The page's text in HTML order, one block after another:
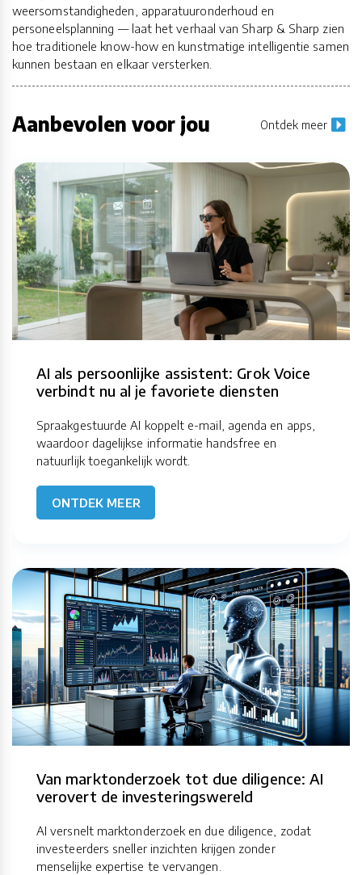
weersomstandigheden, apparatuuronderhoud en
personeelsplanning — laat het verhaal van Sharp & Sharp zien
hoe traditionele know-how en kunstmatige intelligentie samen
kunnen bestaan en elkaar versterken.
Aanbevolen voor jou Ontdek meer
AI als persoonlijke assistent: Grok Voice
verbindt nu al je favoriete diensten
Spraakgestuurde AI koppelt e-mail, agenda en apps,
waardoor dagelijkse informatie handsfree en
natuurlijk toegankelijk wordt.
ONTDEK MEER
Van marktonderzoek tot due diligence: AI
verovert de investeringswereld
AI versnelt marktonderzoek en due diligence, zodat
investeerders sneller inzichten krijgen zonder
menselijke expertise te vervangen.